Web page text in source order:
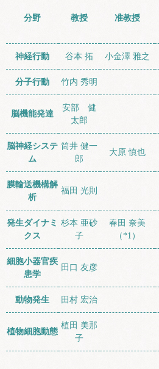
分野 教授 准教授
神経行動 谷本 拓 小金澤 雅之
分子行動 竹内 秀明
脳機能発達
安部 健
太郎
脳神経システ
ム
筒井 健一
郎
大原 慎也
膜輸送機構解
析
福田 光則
発生ダイナミ
クス
杉本 亜砂
子
春田 奈美
（*1）
細胞小器官疾
患学
田口 友彦
動物発生 田村 宏治
植物細胞動態
植田 美那
子